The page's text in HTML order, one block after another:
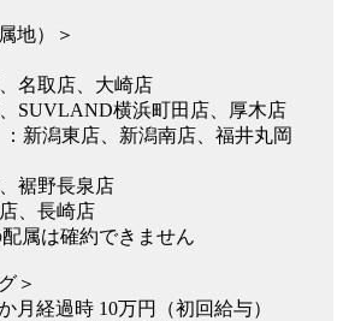
地）＞
名取店、大崎店
SUVLAND横浜町田店、厚木店
新潟東店、新潟南店、福井丸岡
裾野長泉店
、長崎店
属は確約できません
＞
月経過時 10万円（初回給与）